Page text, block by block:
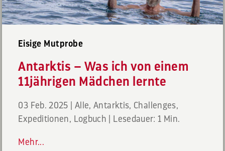
Eisige Mutprobe
Antarktis – Was ich von einem
11jährigen Mädchen lernte
03 Feb. 2025 Alle,Antarktis, Challenges,
Expeditionen, Logbuch Lesedauer: 1 Min.
Mehr...